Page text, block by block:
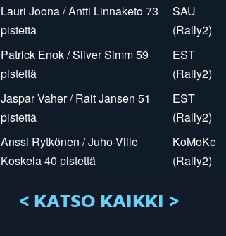
Lauri Joona / Antti Linnaketo 73
pistettä
SAU
(Rally2)
Patrick Enok / Silver Simm 59
pistettä
EST
(Rally2)
Jaspar Vaher / Rait Jansen 51
pistettä
EST
(Rally2)
Anssi Rytkönen / Juho-Ville
Koskela 40 pistettä
KoMoKe
(Rally2)
< KATSO KAIKKI >